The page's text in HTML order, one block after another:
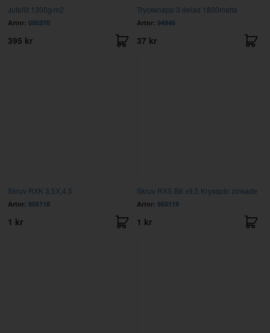
Jutefilt 1300g/m2
Artnr: 000370
395 kr
Tryckknapp 3 delad 1800matta
Artnr: 94946
37 kr
Skruv RXK 3,5X,4,5
Artnr: 955118
1 kr
Skruv RXS B6 x9,5 Krysspår zinkade
Artnr: 955119
1 kr